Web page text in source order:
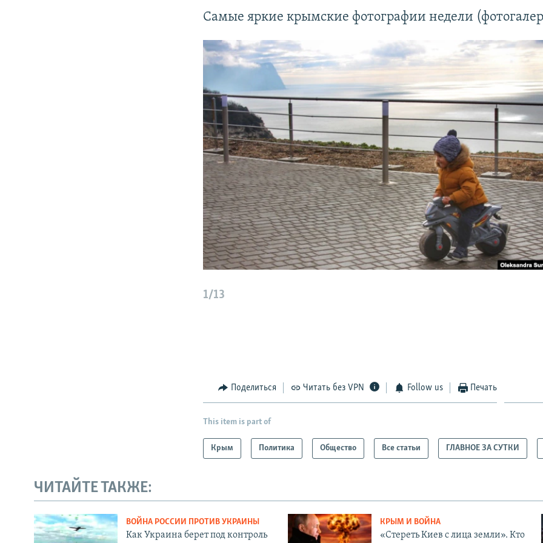
Самые яркие крымские фотографии недели
1/13
Поделиться Читать без VPN Follow us Печать
This item is part of
Крым Политика Общество Все статьи ГЛАВНОЕ ЗА СУТКИ
ЧИТАЙТЕ ТАКЖЕ:
ВОЙНА РОССИИ ПРОТИВ УКРАИНЫ
Как Украина берет под контроль
КРЫМ И ВОЙНА
«Стереть Киев с лица земли». Кто